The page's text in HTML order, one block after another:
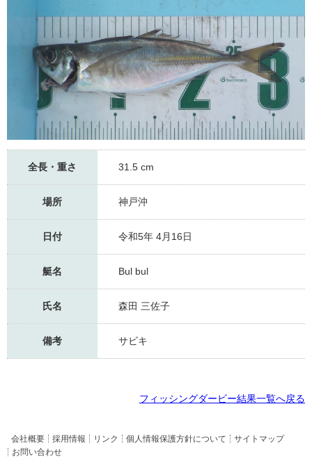
全長・重さ 31.5 cm
場所 神戸沖
日付 令和5年 4月16日
艇名 Bul bul
氏名 森田 三佐子
備考 サビキ
フィッシングダービー結果一覧へ戻る
会社概要 採用情報 リンク 個人情報保護方針について
サイトマップ
お問い合わせ